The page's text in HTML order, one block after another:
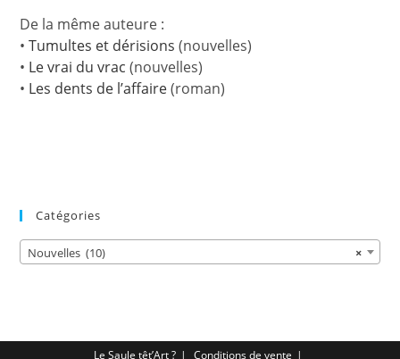
De la même auteure :
•Tumultes et dérisions (nouvelles)
• Le vrai du vrac (nouvelles)
• Les dents de l’affaire(roman)
Catégories
×
Nouvelles (10)
Le Saule têt’Art ? Conditions de vente